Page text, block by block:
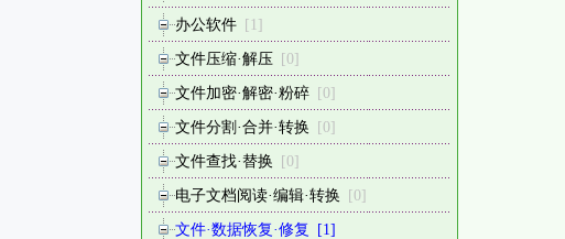
办公软件 [1]
文件压缩·解压 [0]
文件加密·解密·粉碎 [0]
文件分割·合并·转换 [0]
文件查找·替换 [0]
电子文档阅读·编辑·转换 [0]
文件·数据恢复·修复 [1]